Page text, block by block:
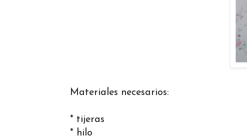
Materiales necesarios:
* tijeras
* hilo